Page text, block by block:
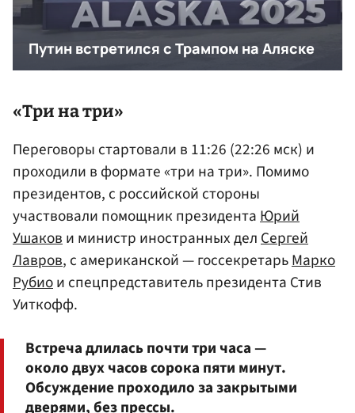
«Три на три»
Переговоры стартовали в 11:26 (22:26 мск) и
проходили в формате «три на три». Помимо
президентов, с российской стороны
участвовали помощник президентаЮрий
Ушакови министр иностранных делСергей
Лавров, с американской — госсекретарьМарко
Рубиои спецпредставитель президента Стив
Уиткофф.
Встреча длилась почти три часа —
около двух часов сорока пяти минут.
Обсуждение проходило за закрытыми
дверями, без прессы.